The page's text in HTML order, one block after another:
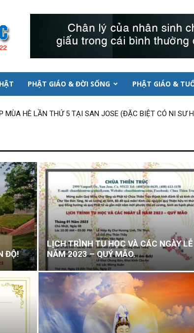
PHẬT GIÁO & ĐỜI SỐNG PHẬT GIÁO &
MÙA HÈ LẦN THỨ 5 TẠI SAN JOSE (ĐẶC BIỆT CÓ NI SƯ
ĐỘ!
LỊCH TRÌNH TU HỌC VÀ CÁC NGÀY LỄ
NĂM 2023 – QUÝ MÃO.